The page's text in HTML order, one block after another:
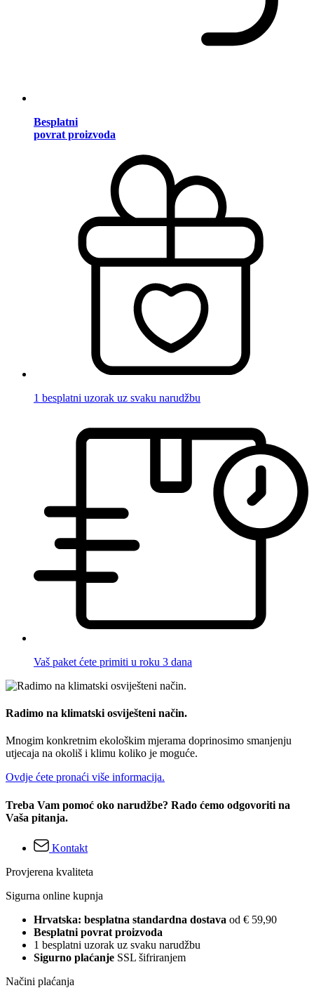
Besplatni
povrat proizvoda
1 besplatni uzorak uz svaku narudžbu
Vaš paket ćete primiti u roku 3 dana
Radimo na klimatski osviješteni način.
Mnogim konkretnim ekološkim mjerama doprinosimo smanjenju
utjecaja na okoliš i klimu koliko je moguće.
Ovdje ćete pronaći više informacija.
Treba Vam pomoć oko narudžbe? Rado ćemo odgovoriti na
Vaša pitanja.
Kontakt
Provjerena kvaliteta
Sigurna online kupnja
Hrvatska: besplatna standardna dostava od € 59,90
Besplatni povrat proizvoda
1 besplatni uzorak uz svaku narudžbu
Sigurno plaćanje SSL šifriranjem
Načini plaćanja